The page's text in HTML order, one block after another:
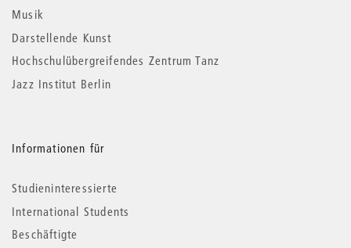
Musik
Darstellende Kunst
Hochschulübergreifendes Zentrum Tanz
Jazz Institut Berlin
Informationen für
Studieninteressierte
International Students
Beschäftigte